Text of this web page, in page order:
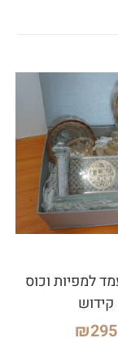
למפיות וכוס
קידוש
₪295